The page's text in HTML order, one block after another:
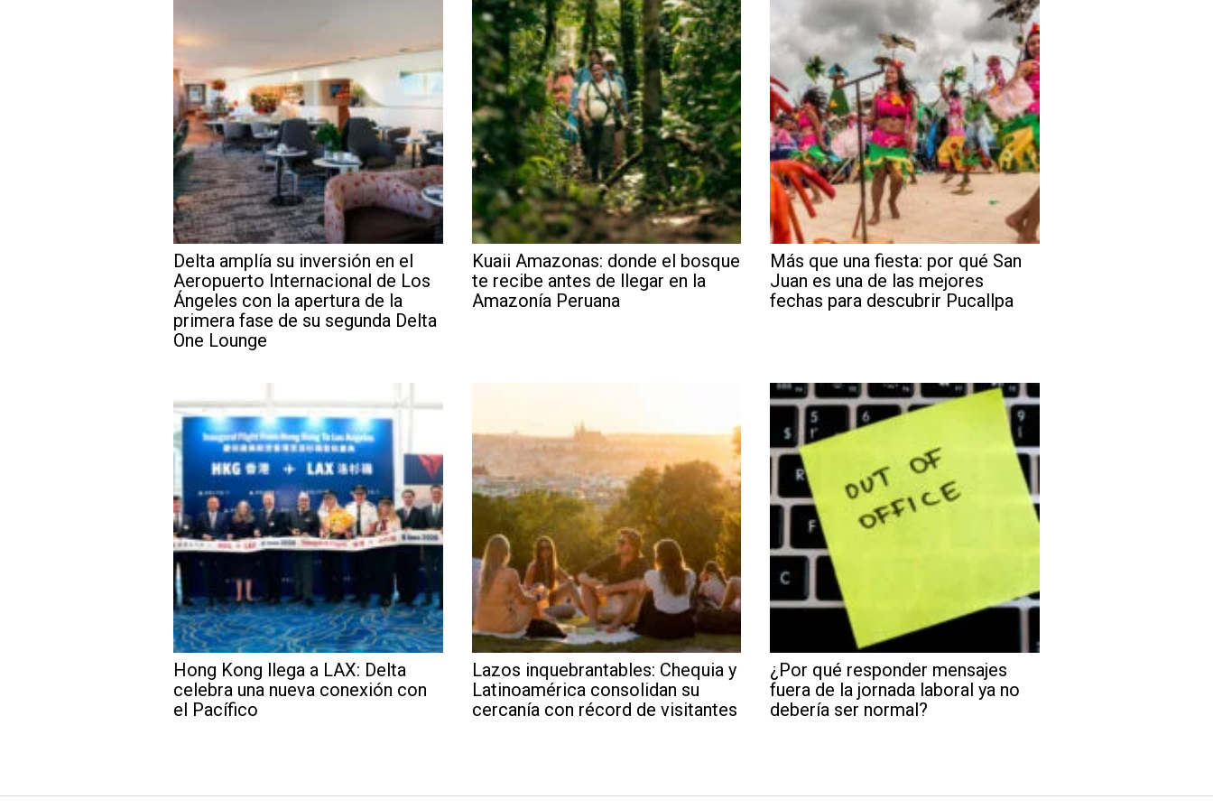
Delta amplía su inversión en el
Aeropuerto Internacional de Los
Ángeles con la apertura de la
primera fase de su segunda Delta
One Lounge
Kuaii Amazonas: donde el bosque
te recibe antes de llegar en la
Amazonía Peruana
Más que una fiesta: por qué San
Juan es una de las mejores
fechas para descubrir Pucallpa
Hong Kong llega a LAX: Delta
celebra una nueva conexión con
el Pacífico
Lazos inquebrantables: Chequia y
Latinoamérica consolidan su
cercanía con récord de visitantes
¿Por qué responder mensajes
fuera de la jornada laboral ya no
debería ser normal?